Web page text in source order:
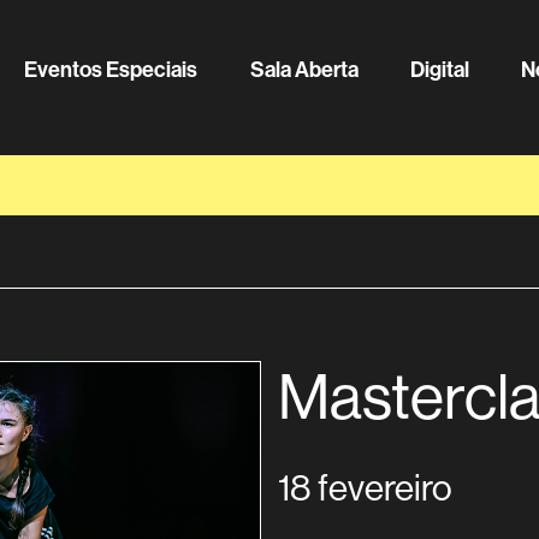
Eventos Especiais Sala Aberta Digital
18 fevereiro